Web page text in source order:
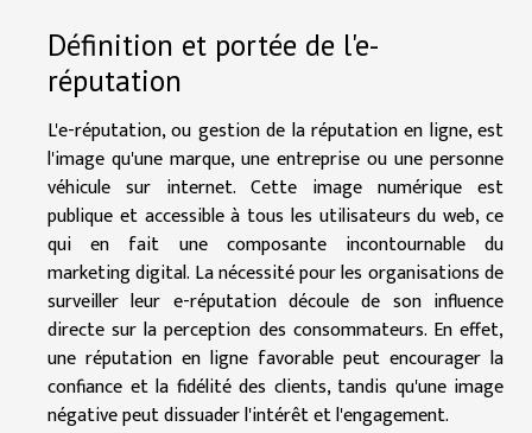
Définition et portée de l'e-
réputation
L'e-réputation, ou gestion de la réputation en ligne, est
l'image qu'une marque, une entreprise ou une personne
véhicule sur internet. Cette image numérique est
publique et accessible à tous les utilisateurs du web, ce
qui en fait une composante incontournable du
marketing digital. La nécessité pour les organisations de
surveiller leur e-réputation découle de son influence
directe sur la perception des consommateurs. En effet,
une réputation en ligne favorable peut encourager la
confiance et la fidélité des clients, tandis qu'une image
négative peut dissuader l'intérêt et l'engagement.